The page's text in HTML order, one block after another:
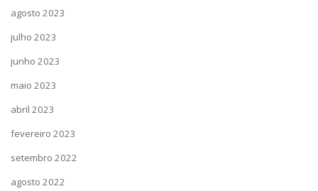
agosto 2023
julho 2023
junho 2023
maio 2023
abril 2023
fevereiro 2023
setembro 2022
agosto 2022